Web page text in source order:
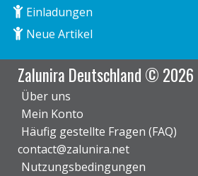
Einladungen
Neue Artikel
Zalunira Deutschland © 2026
Über uns
Mein Konto
Häufig gestellte Fragen (FAQ)
contact@zalunira.net
Nutzungsbedingungen